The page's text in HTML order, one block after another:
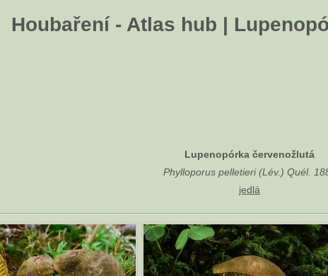
Houbaření - Atlas hub |
Lupenopórka červenožlutá
Phylloporus pelletieri (Lév.) Quél.
jedlá